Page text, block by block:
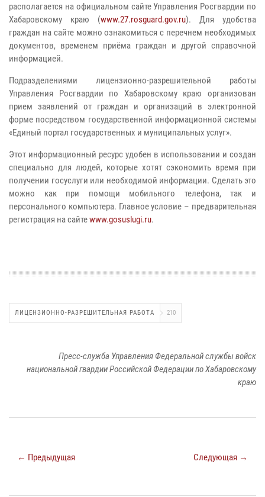
располагается на официальном сайте Управления Росгвардии по
Хабаровскому краю (www.27.rosguard.gov.ru). Для удобства
граждан на сайте можно ознакомиться с перечнем необходимых
документов, временем приёма граждан и другой справочной
информацией.
Подразделениями лицензионно-разрешительной работы
Управления Росгвардии по Хабаровскому краю организован
прием заявлений от граждан и организаций в электронной
форме посредством государственной информационной системы
«Единый портал государственных и муниципальных услуг».
Этот информационный ресурс удобен в использовании и создан
специально для людей, которые хотят сэкономить время при
получении госуслуги или необходимой информации. Сделать это
можно как при помощи мобильного телефона, так и
персонального компьютера. Главное условие – предварительная
регистрация на сайтеwww.gosuslugi.ru.
ЛИЦЕНЗИОННО-РАЗРЕШИТЕЛЬНАЯ РАБОТА 210
Пресс-служба Управления Федеральной службы войск
национальной гвардии Российской Федерации по Хабаровскому
краю
← Предыдущая Следующая →